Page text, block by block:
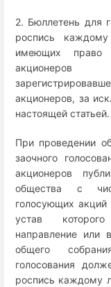
2. Бюллетень для
роспись
имеющих
акционеров, за
настоящей статьей.
При проведении
заочного
акционеров
общества с
голосующих
устав которого
направление или
общего
голосования
роспись каждому